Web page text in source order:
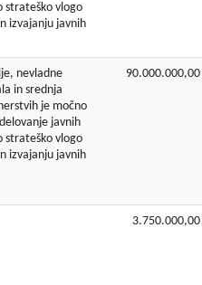
strateško vlogo
izvajanju javnih
nevladne
in srednja
je močno
javnih
strateško vlogo
izvajanju javnih
90.000.000,00
3.750.000,00